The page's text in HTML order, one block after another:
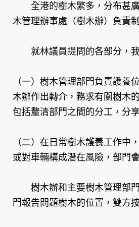
全港的樹木繁多，分布甚廣
木管理辦事處（樹木辦）負責
就林議員提問的各部分，我
（一）樹木管理部門負責護
木辦作出轉介，務求有關樹木
包括釐清部門之間的分工，分
（二）在日常樹木護養工作
或對車輛構成潛在風險，部門
樹木辦和主要樹木管理部門
門報告問題樹木的位置，雙方